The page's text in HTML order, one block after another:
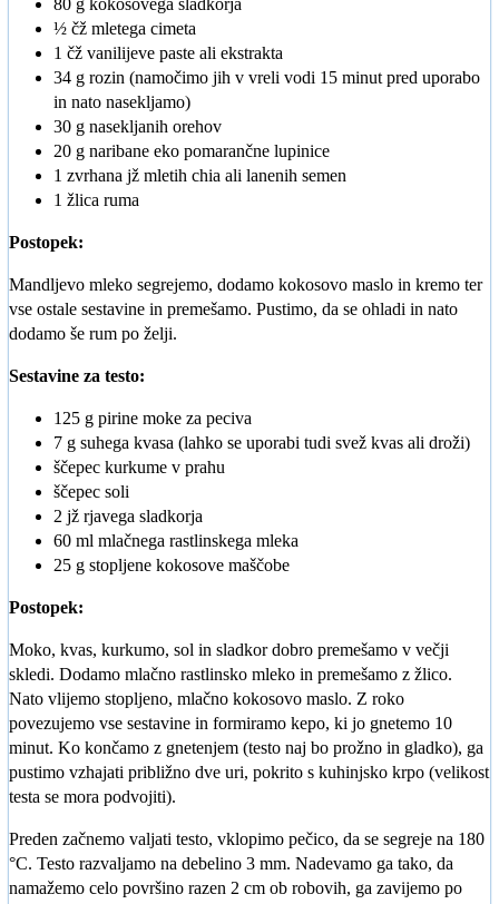
80 g kokosovega sladkorja
½ čž mletega cimeta
1 čž vanilijeve paste ali ekstrakta
34 g rozin (namočimo jih v vreli vodi 15 minut pred uporabo
in nato nasekljamo)
30 g nasekljanih orehov
20 g naribane eko pomarančne lupinice
1 zvrhana jž mletih chia ali lanenih semen
1 žlica ruma
Postopek:
Mandljevo mleko segrejemo, dodamo kokosovo maslo in kremo ter
vse ostale sestavine in premešamo. Pustimo, da se ohladi in nato
dodamo še rum po želji.
Sestavine za testo:
125 g pirine moke za peciva
7 g suhega kvasa (lahko se uporabi tudi svež kvas ali droži)
ščepec kurkume v prahu
ščepec soli
2 jž rjavega sladkorja
60 ml mlačnega rastlinskega mleka
25 g stopljene kokosove maščobe
Postopek:
Moko, kvas, kurkumo, sol in sladkor dobro premešamo v večji
skledi. Dodamo mlačno rastlinsko mleko in premešamo z žlico.
Nato vlijemo stopljeno, mlačno kokosovo maslo. Z roko
povezujemo vse sestavine in formiramo kepo, ki jo gnetemo 10
minut. Ko končamo z gnetenjem (testo naj bo prožno in gladko), ga
pustimo vzhajati približno dve uri, pokrito s kuhinjsko krpo (velikost
testa se mora podvojiti).
Preden začnemo valjati testo, vklopimo pečico, da se segreje na 180
°C. Testo razvaljamo na debelino 3 mm. Nadevamo ga tako, da
namažemo celo površino razen 2 cm ob robovih, ga zavijemo po